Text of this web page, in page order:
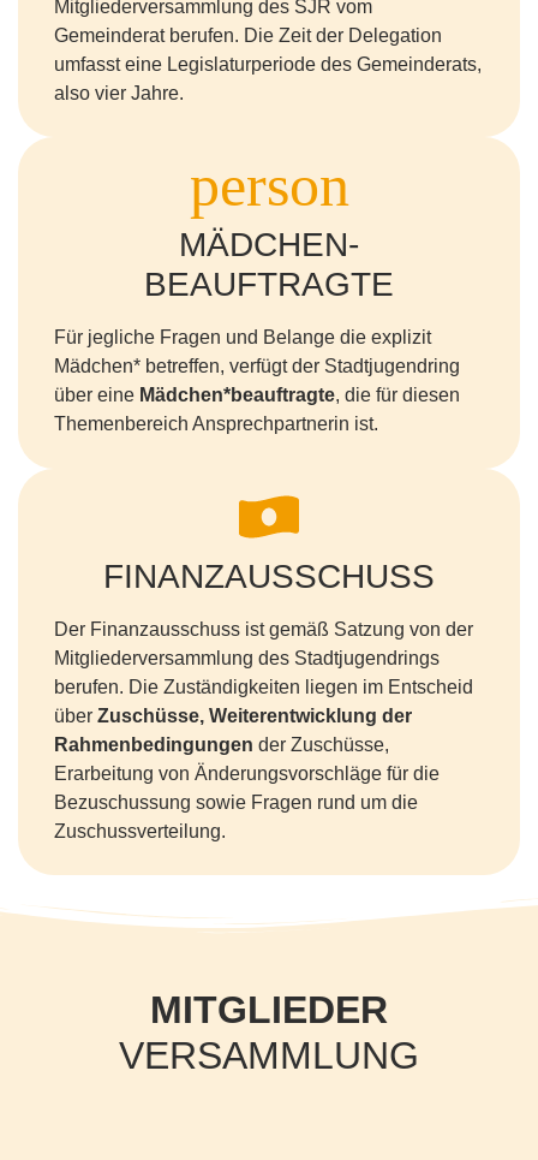
Mitgliederversammlung des SJR vom
Gemeinderat berufen. Die Zeit der Delegation
umfasst eine Legislaturperiode des Gemeinderats,
also vier Jahre.
MÄDCHEN-
BEAUFTRAGTE
Für jegliche Fragen und Belange die explizit
Mädchen* betreffen, verfügt der Stadtjugendring
über eine Mädchen*beauftragte, die für diesen
Themenbereich Ansprechpartnerin ist.
FINANZAUSSCHUSS
Der Finanzausschuss ist gemäß Satzung von der
Mitgliederversammlung des Stadtjugendrings
berufen. Die Zuständigkeiten liegen im Entscheid
über Zuschüsse, Weiterentwicklung der
Rahmenbedingungen der Zuschüsse,
Erarbeitung von Änderungsvorschläge für die
Bezuschussung sowie Fragen rund um die
Zuschussverteilung.
MITGLIEDER
VERSAMMLUNG